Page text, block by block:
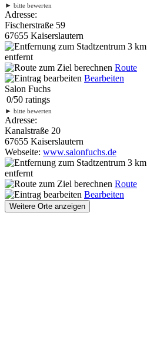
► bitte bewerten
Adresse:
Fischerstraße 59
67655 Kaiserslautern
3 km
entfernt
Route
Bearbeiten
Salon Fuchs
0/50 ratings
► bitte bewerten
Adresse:
Kanalstraße 20
67655 Kaiserslautern
Webseite: www.salonfuchs.de
3 km
entfernt
Route
Bearbeiten
Weitere Orte anzeigen